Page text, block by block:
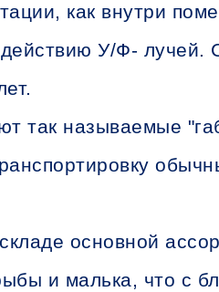
как внутри
У/Ф- лучей.
так называемые
основной
и малька, что с